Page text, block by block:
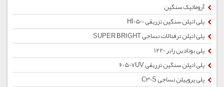
آروماتیک سنگین
پلی اتیلن سنگین تزریقی HI0500
پلی اتیلن ترفتالات نساجی SUPER BRIGHT
پلی بوتادین رابر 1220
پلی اتیلن سنگین تزریقی 60507UV
پلی پروپیلن نساجی C30S